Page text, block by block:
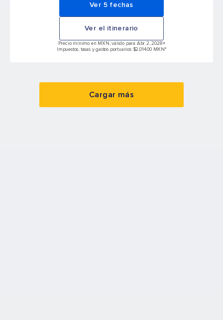
Ver 5 fechas
Ver el itinerario
Precio mínimo en MXN, válido para Abr 2, 2028+
Impuestos, tasas y gastos portuarios $2,014.00 MXN*
Cargar más